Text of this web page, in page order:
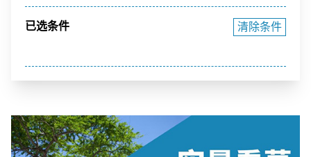
3~4万
4~5万 5~10万
10~15万
15~20万
已选条件 清除条件